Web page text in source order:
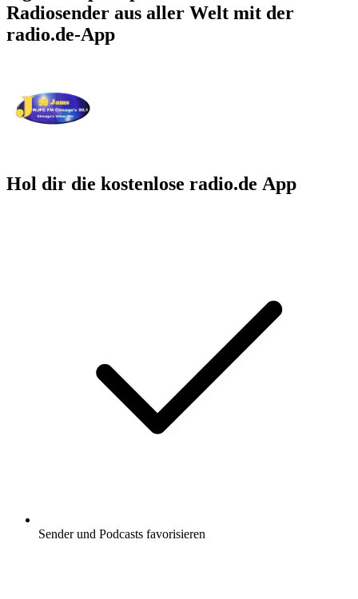
Radiosender aus aller Welt mit der
radio.de-App
Hol dir die kostenlose radio.de App
Sender und Podcasts favorisieren